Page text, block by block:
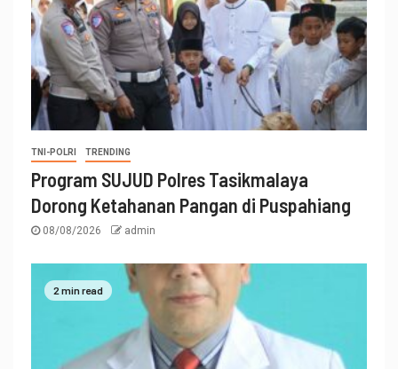
TNI-POLRI TRENDING
Program SUJUD Polres Tasikmalaya
Dorong Ketahanan Pangan di Puspahiang
08/08/2026 admin
2 min read